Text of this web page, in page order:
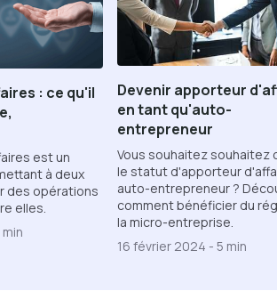
: ce qu'il
est un
à deux
des opérations
elles.
min
Devenir apporteur
en tant qu'auto-
entrepreneur
Vous souhaitez souhaitez
le statut d'apporteur
auto-entrepreneur ?
comment bénéficier du
la micro-entreprise.
16 février 2024 - 5 min